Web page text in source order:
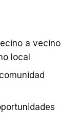
a vecino
local